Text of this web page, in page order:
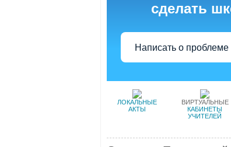
сделать
Написать о проблеме
ЛОКАЛЬНЫЕ
АКТЫ
ВИРТУАЛЬНЫЕ
КАБИНЕТЫ
УЧИТЕЛЕЙ